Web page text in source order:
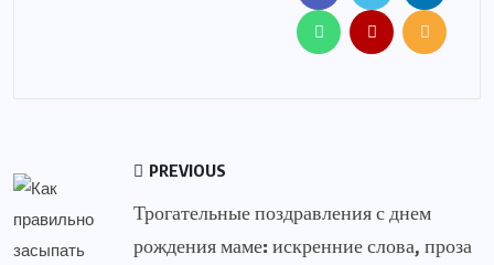
PREVIOUS
Трогательные поздравления с днем
рождения маме: искренние слова, проза